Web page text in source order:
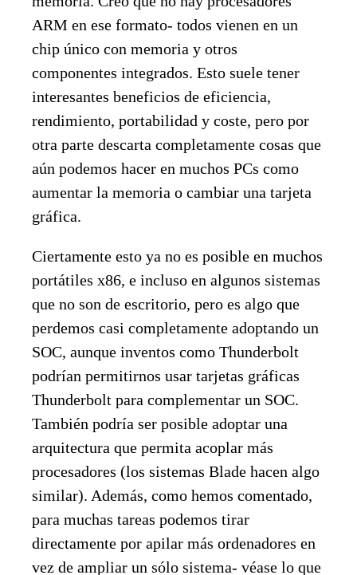
ARM en ese formato- todos vienen en un
chip único con memoria y otros
componentes integrados. Esto suele tener
interesantes beneficios de eficiencia,
rendimiento, portabilidad y coste, pero por
otra parte descarta completamente cosas que
aún podemos hacer en muchos PCs como
aumentar la memoria o cambiar una tarjeta
gráfica.
Ciertamente esto ya no es posible en muchos
portátiles x86, e incluso en algunos sistemas
que no son de escritorio, pero es algo que
perdemos casi completamente adoptando un
SOC, aunque inventos como Thunderbolt
podrían permitirnos usar tarjetas gráficas
Thunderbolt para complementar un SOC.
También podría ser posible adoptar una
arquitectura que permita acoplar más
procesadores (los sistemas Blade hacen algo
similar). Además, como hemos comentado,
para muchas tareas podemos tirar
directamente por apilar más ordenadores en
vez de ampliar un sólo sistema- véase lo que